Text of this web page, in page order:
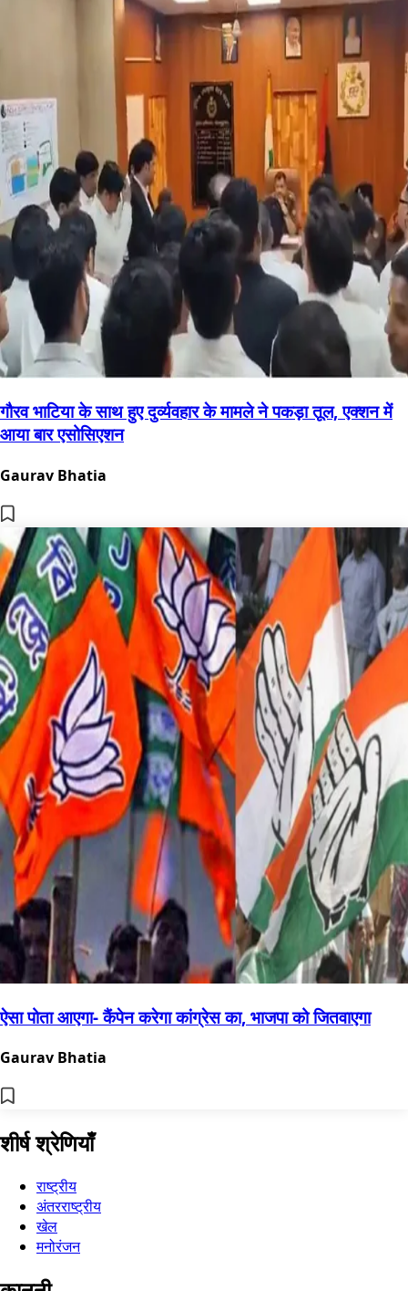
गौरव भाटिया के साथ हुए दुर्व्यवहार के मामले ने पकड़ा तूल, एक्शन में
आया बार एसोसिएशन
Gaurav Bhatia
ऐसा पोता आएगा- कैंपेन करेगा कांग्रेस का, भाजपा को जितवाएगा
Gaurav Bhatia
शीर्ष श्रेणियाँ
राष्ट्रीय
अंतरराष्ट्रीय
खेल
मनोरंजन